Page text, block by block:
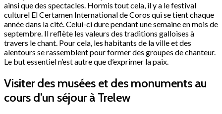
ainsi que des spectacles. Hormis tout cela, il y a le festival
culturel El Certamen International de Coros qui se tient chaque
année dans la cité. Celui-ci dure pendant une semaine en mois de
septembre. Il reflète les valeurs des traditions galloises à
travers le chant. Pour cela, les habitants de la ville et des
alentours se rassemblent pour former des groupes de chanteur.
Le but essentiel n’est autre que d’exprimer la paix.
Visiter des musées et des monuments au
cours d’un séjour à Trelew